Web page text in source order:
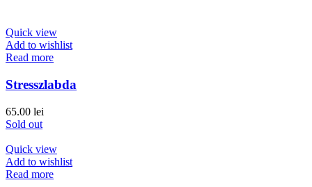
Quick view
Add to wishlist
Read more
Stresszlabda
65.00 lei
Sold out
Quick view
Add to wishlist
Read more